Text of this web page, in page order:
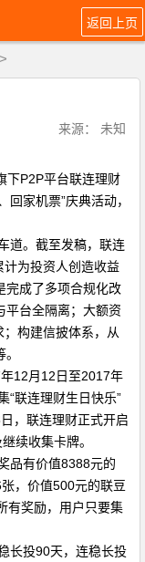
返回上页
>
来源： 未知
下P2P平台联连理财
回家机票”庆典活动，
道。截至发稿，联连
计为投资人创造收益
完成了多项合规化改
平台全隔离；大额资
构建信披体系，从
年12月 12 日至2017年
“联连理财生日快乐”
日，联连理财正式开启
续收集卡牌。
品有价值8388元的
张，价值500元的联豆
有奖励，用户只要集
长投90天，连稳长投